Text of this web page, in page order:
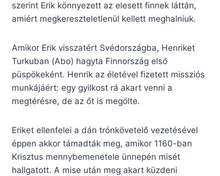
szerint Erik könnyezett az elesett finnek láttán,
amiért megkereszteletlenül kellett meghalniuk.
Amikor Erik visszatért Svédországba, Henriket
Turkuban (Abo) hagyta Finnország első
püspökeként. Henrik az életével fizetett missziós
munkájáért: egy gyilkost rá akart venni a
megtérésre, de az őt is megölte.
Eriket ellenfelei a dán trónkövetelő vezetésével
éppen akkor támadták meg, amikor 1160-ban
Krisztus mennybemenetele ünnepén misét
hallgatott. A mise után meg akart küzdeni